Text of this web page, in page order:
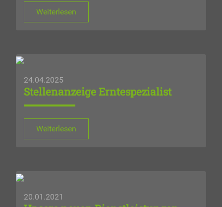
Weiterlesen
24.04.2025
Stellenanzeige Erntespezialist
Weiterlesen
20.01.2021